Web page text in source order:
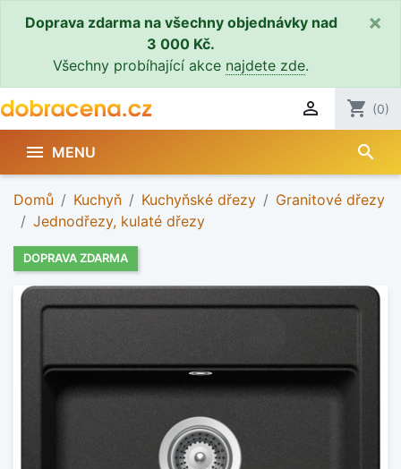
Doprava zdarma na všechny objednávky nad
3 000 Kč.
Všechny probíhající akce najdete zde.
×
 shopping_cart (0)
 MENU search
Domů Kuchyň Kuchyňské dřezy
Granitové dřezy
Jednodřezy, kulaté dřezy
DOPRAVA ZDARMA